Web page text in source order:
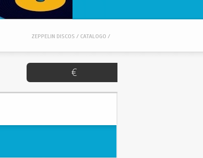
ZEPPELIN DISCOS / CATALOGO /
€